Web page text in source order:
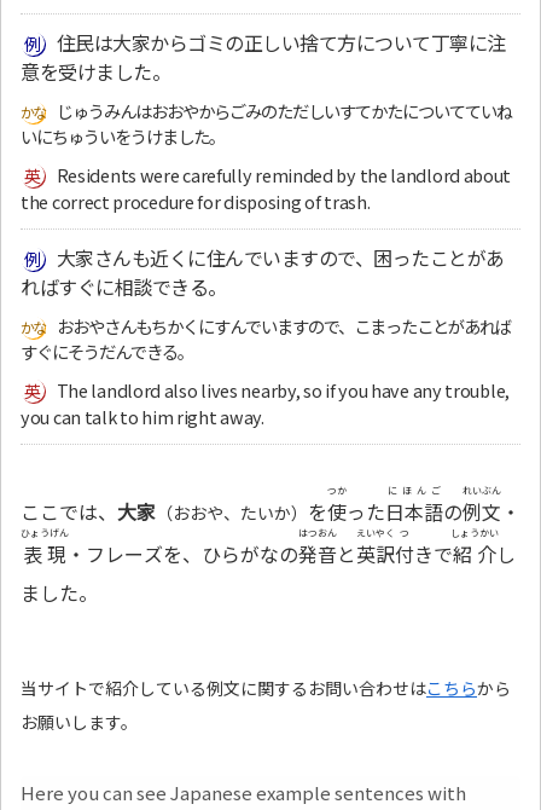
住民は大家からゴミの正しい捨て方について丁寧に注
意を受けました。
じゅうみんはおおやからごみのただしいすてかたについてていね
いにちゅういをうけました。
Residents were carefully reminded by the landlord about
the correct procedure for disposing of trash.
大家さんも近くに住んでいますので、困ったことがあ
ればすぐに相談できる。
おおやさんもちかくにすんでいますので、こまったことがあれば
すぐにそうだんできる。
The landlord also lives nearby, so if you have any trouble,
you can talk to him right away.
ここでは、 大家 （おおや、たいか） を使
つか
った日本語
にほんご
の例文
れいぶん
・
表現
ひょうげん
・フレーズを、ひらがなの発音
はつおん
と英訳
えいやく
付
つ
きで紹介
しょうかい
し
ました。
当サイトで紹介している例文に関するお問い合わせはこちらから
お願いします。
Here you can see Japanese example sentences with